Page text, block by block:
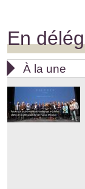
En
 À la une